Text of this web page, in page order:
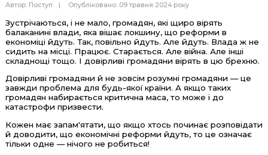
Автор: Поступ Опубліковано: 09 травня 2024 року
Зустрічаються, і не мало, громадян, які щиро вірять
балаканині влади, яка вішає локшину, що реформи в
економіці йдуть. Так, повільно йдуть. Але йдуть. Влада ж не
сидить на місці. Працює. Старається. Але війна. Але інші
складнощі тощо. І довірливі громадяни вірять в цю брехню.
Довірливі громадяни й не зовсім розумні громадяни — це
завжди проблема для будь-якої країни. А якщо таких
громадян набирається критична маса, то може і до
катастрофи призвести.
Кожен має запам'ятати, що якщо хтось починає розповідати
й доводити, що економічні реформи йдуть, то це означає
тільки одне — нічого не робиться!